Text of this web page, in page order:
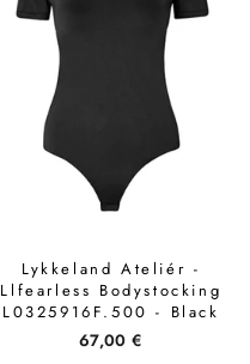
Lykkeland Ateliér -
Llfearless Bodystocking
L0325916F.500 - Black
67,00 €